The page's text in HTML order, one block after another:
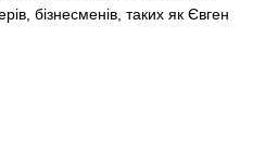
бізнесменів, таких як Євген